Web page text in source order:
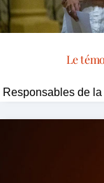
Le
Responsables de